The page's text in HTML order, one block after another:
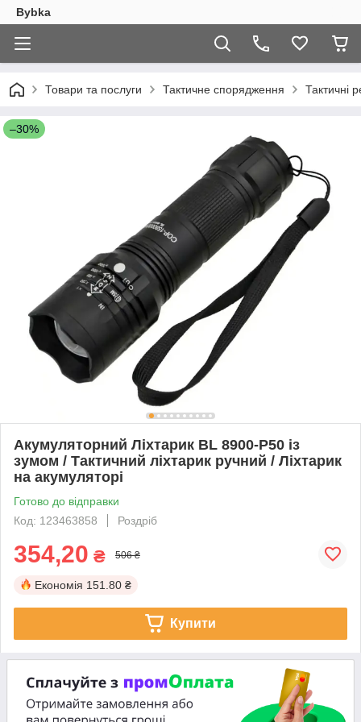
Bybka
Товари та послуги Тактичне спорядження Тактичні
–30%
Акумуляторний Ліхтарик BL 8900-P50 із
зумом / Тактичний ліхтарик ручний / Ліхтарик
на акумуляторі
Готово до відправки
Код: 123463858
Роздріб
354,20 ₴ 506 ₴
Економія 151.80 ₴
Купити